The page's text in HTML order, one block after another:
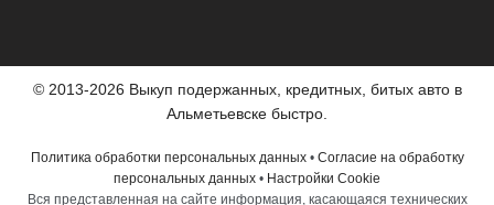
© 2013-2026 Выкуп подержанных, кредитных, битых авто в
Альметьевске быстро.
Политика обработки персональных данных• Согласие на обработку
персональных данных • Настройки Cookie
Вся представленная на сайте информация, касающаяся технических